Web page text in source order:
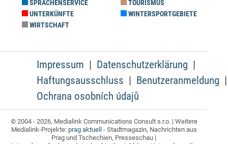
SPRACHENSERVICE
TOURISMUS
UNTERKÜNFTE
WINTERSPORTGEBIETE
WIRTSCHAFT
Impressum
Datenschutzerklärung
Haftungsausschluss
Benutzeranmeldung
Ochrana osobních údajů
© 2004 - 2026, Medialink Communications Consult s.r.o. | Weitere
Medialink-Projekte: prag aktuell - Stadtmagazin, Nachrichten aus
Prag und Tschechien, Presseschau |